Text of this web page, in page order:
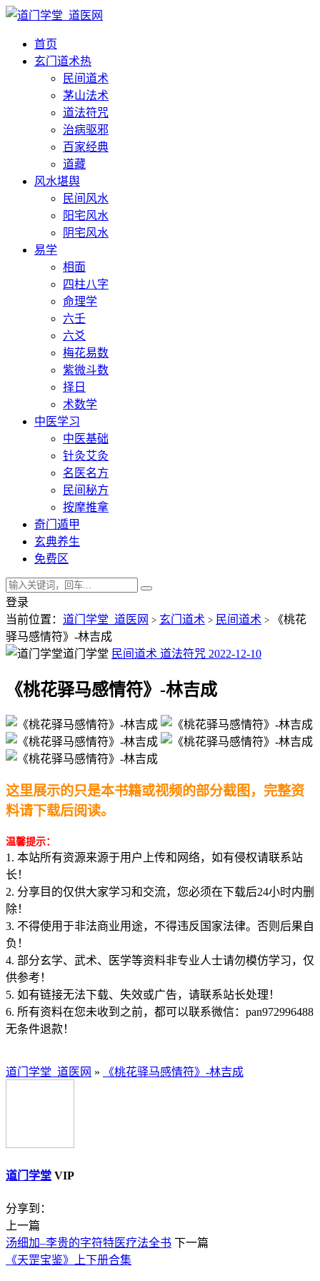
首页
玄门道术热
民间道术
茅山法术
道法符咒
治病驱邪
百家经典
道藏
风水堪舆
民间风水
阳宅风水
阴宅风水
易学
相面
四柱八字
命理学
六壬
六爻
梅花易数
紫微斗数
择日
术数学
中医学习
中医基础
针灸艾灸
名医名方
民间秘方
按摩推拿
奇门遁甲
玄典养生
免费区
登录
当前位置： 道门学堂_道医网 > 玄门道术 > 民间道术 > 《桃花
驿马感情符》-林吉成
道门学堂 民间道术 道法符咒 2022-12-10
《桃花驿马感情符》-林吉成
这里展示的只是本书籍或视频的部分截图，完整资
料请下载后阅读。
温馨提示：
1. 本站所有资源来源于用户上传和网络，如有侵权请联系站
长！
2. 分享目的仅供大家学习和交流，您必须在下载后24小时内删
除！
3. 不得使用于非法商业用途，不得违反国家法律。否则后果自
负！
4. 部分玄学、武术、医学等资料非专业人士请勿模仿学习，仅
供参考！
5. 如有链接无法下载、失效或广告，请联系站长处理！
6. 所有资料在您未收到之前，都可以联系微信：pan972996488
无条件退款！
道门学堂_道医网 » 《桃花驿马感情符》-林吉成
道门学堂 VIP
分享到：
上一篇
汤细加–李贵的字符特医疗法全书 下一篇
《天罡宝鉴》上下册合集